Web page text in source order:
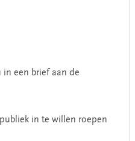
in een brief aan de
in te willen roepen